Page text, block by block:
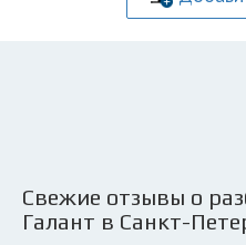
Свежие отзывы о
Галант в Санкт-